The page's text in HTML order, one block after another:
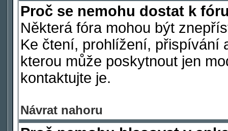
Proč se nemohu dostat k
Některá fóra mohou být
Ke čtení, prohlížení, přispívání
kterou může poskytnout jen
kontaktujte je.
Návrat nahoru